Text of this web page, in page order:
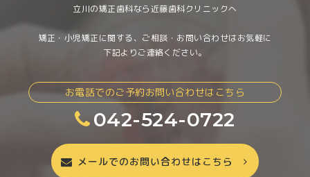
立川の矯正歯科なら近藤歯科クリニックへ
矯正・小児矯正に関する、ご相談・お問い合わせはお気軽に
下記よりご連絡ください。
お電話でのご予約お問い合わせはこちら
042-524-0722
メールでのお問い合わせはこちら